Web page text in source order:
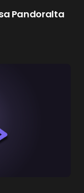
Pandoralta